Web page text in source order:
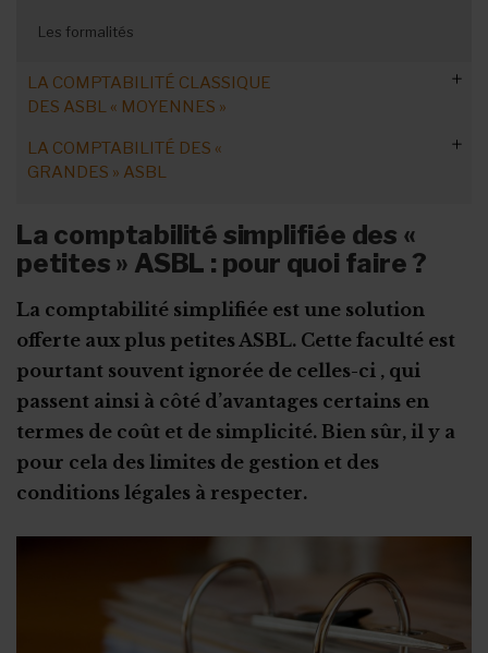
Prêter de l’argent à son ASBL
Modèle de plan de trésorerie
La trésorerie face à une crise
Les formalités
LA COMPTABILITÉ CLASSIQUE
DES ASBL « MOYENNES »
Compta en partie double : mécanique
Plan comptable : rubriques du compte
Les modèles de comptes
Les formalités des ASBL "moyennes"
Le plan de trésorerie
LA COMPTABILITÉ DES «
GRANDES » ASBL
Le commissaire aux comptes
Le schéma complet
Les formalités des grandes ASBL
La comptabilité simplifiée des «
petites » ASBL : pour quoi faire ?
La comptabilité simplifiée est une solution
offerte aux plus petites ASBL. Cette faculté est
pourtant souvent ignorée de celles-ci , qui
passent ainsi à côté d’avantages certains en
termes de coût et de simplicité. Bien sûr, il y a
pour cela des limites de gestion et des
conditions légales à respecter.